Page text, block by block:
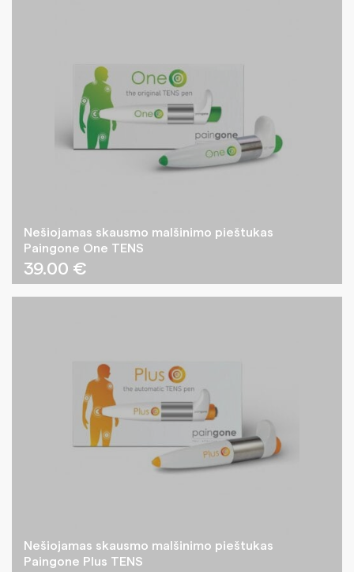
Nešiojamas skausmo malšinimo pieštukas
Paingone One TENS
39.00 €
Nešiojamas skausmo malšinimo pieštukas
Paingone Plus TENS